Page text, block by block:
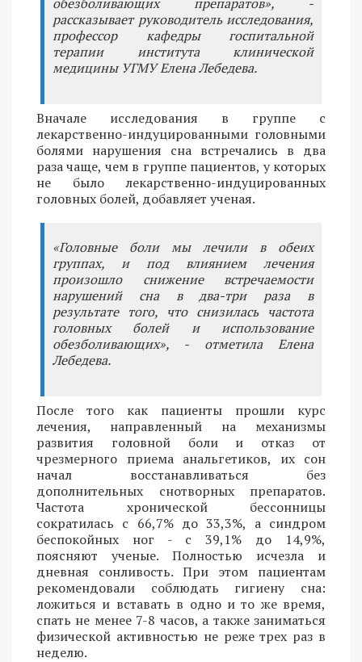
рассказывает руководитель исследования,
профессор кафедры госпитальной
терапии института клинической
медицины УГМУ Елена Лебедева.
Вначале исследования в группе с
лекарственно-индуцированными головными
болями нарушения сна встречались в два
раза чаще, чем в группе пациентов, у которых
не было лекарственно-индуцированных
головных болей, добавляет ученая.
«Головные боли мы лечили в обеих
группах, и под влиянием лечения
произошло снижение встречаемости
нарушений сна в два-три раза в
результате того, что снизилась частота
головных болей и использование
обезболивающих», - отметила Елена
Лебедева.
После того как пациенты прошли курс
лечения, направленный на механизмы
развития головной боли и отказ от
чрезмерного приема анальгетиков, их сон
начал восстанавливаться без
дополнительных снотворных препаратов.
Частота хронической бессонницы
сократилась с 66,7% до 33,3%, а синдром
беспокойных ног - с 39,1% до 14,9%,
поясняют ученые. Полностью исчезла и
дневная сонливость. При этом пациентам
рекомендовали соблюдать гигиену сна:
ложиться и вставать в одно и то же время,
спать не менее 7-8 часов, а также заниматься
физической активностью не реже трех раз в
неделю.